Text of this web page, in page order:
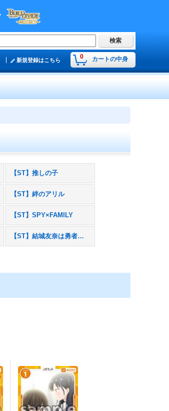
0 カートの中身
新規登録はこちら
【ST】推しの子
【ST】絆のアリル
【ST】SPY×FAMILY
【ST】結城友奈は勇者である-大満開の章-